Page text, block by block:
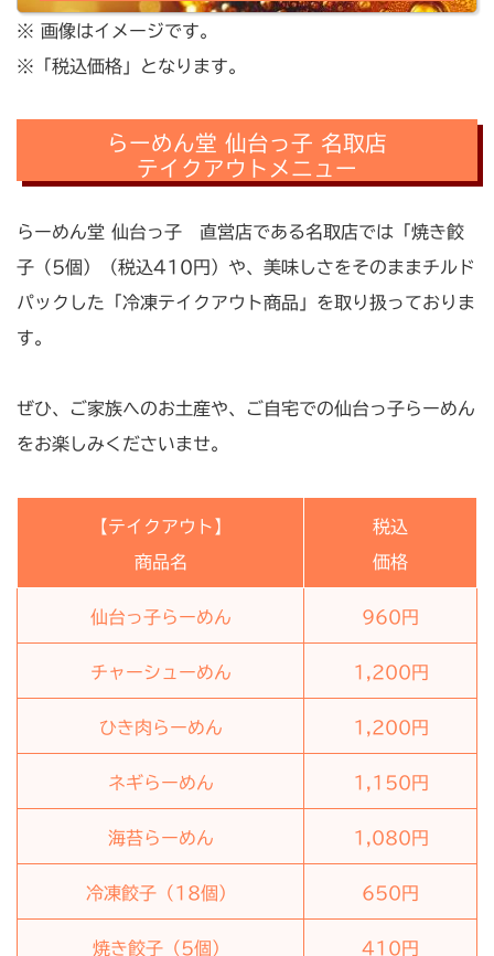
※ 画像はイメージです。
※「税込価格」となります。
らーめん堂 仙台っ子 名取店
テイクアウトメニュー
らーめん堂 仙台っ子 直営店である名取店では「焼き餃
子（5個）（税込410円）や、美味しさをそのままチルド
パックした「冷凍テイクアウト商品」を取り扱っておりま
す。
ぜひ、ご家族へのお土産や、ご自宅での仙台っ子らーめん
をお楽しみくださいませ。
【テイクアウト 】
商品名
税込
価格
仙台っ子らーめん 960円
チャーシューめん 1,200円
ひき肉らーめん 1,200円
ネギらーめん 1,150円
海苔らーめん 1,080円
冷凍餃子（18個） 650円
焼き餃子（5個） 410円